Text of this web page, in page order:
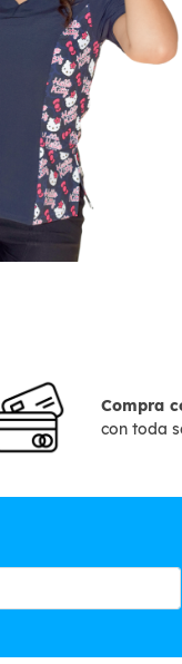
Compra
con toda